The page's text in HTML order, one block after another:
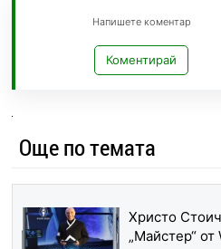
Напишете коментар
Коментирай
Още по темата
Христо
„Майстер“ от